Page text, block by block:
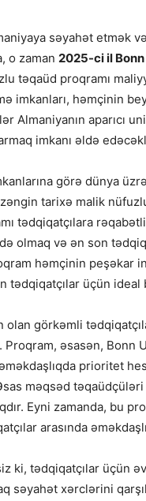
səyahət etmək
o zaman 2025-ci il Bonn
təqaüd proqramı
imkanları, həmçinin
Almaniyanın aparıcı
imkanı əldə
görə dünya
tarixə malik
tədqiqatçılara
olmaq və ən son
həmçinin peşəkar
tədqiqatçılar üçün
görkəmli
Proqram, əsasən,
prioritet
məqsəd
Eyni zamanda, bu
arasında
ki, tədqiqatçılar üçün
səyahət xərclərini